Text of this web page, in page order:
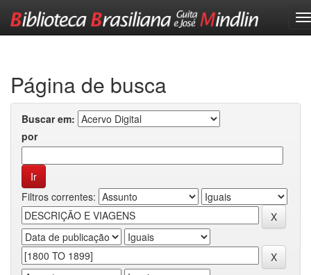
Página de busca
Buscar em:
por
Filtros correntes: